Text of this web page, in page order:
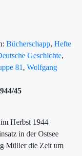
Bücherschapp, Hefte
Geschichte,
81 , Wolfgang
45
Herbst 1944
in der Ostsee
Müller die Zeit um